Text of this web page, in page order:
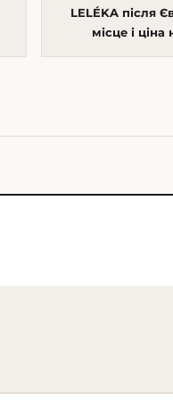
LELÉKA після
місце і